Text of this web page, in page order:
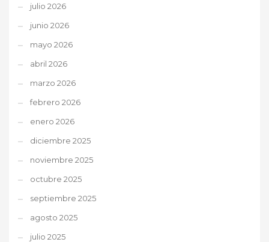
julio 2026
junio 2026
mayo 2026
abril 2026
marzo 2026
febrero 2026
enero 2026
diciembre 2025
noviembre 2025
octubre 2025
septiembre 2025
agosto 2025
julio 2025